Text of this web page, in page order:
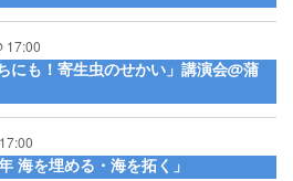
17:00
にも！寄生虫のせかい」講演会@蒲
海を埋める・海を拓く」